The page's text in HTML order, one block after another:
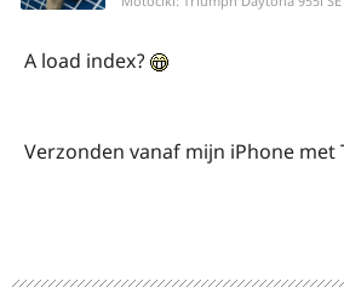
A load index?
Verzonden vanaf mijn iPhone met